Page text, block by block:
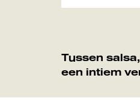
Tussen
een intiem